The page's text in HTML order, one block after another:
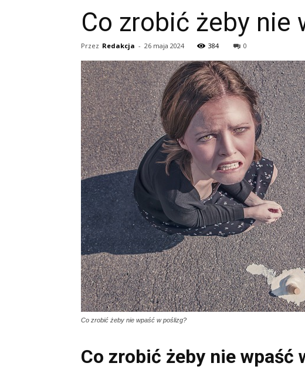
Co zrobić żeby nie
Przez Redakcja - 26 maja 2024 384 0
Co zrobić żeby nie wpaść w poślizg?
Co zrobić żeby nie wpaść